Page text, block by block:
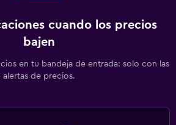
cuando los precios
bajen
en tu bandeja de entrada: solo con las
alertas de precios.